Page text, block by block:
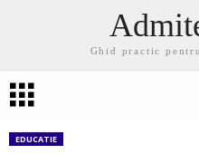
Ghid practic
EDUCATIE